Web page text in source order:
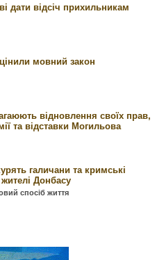
дати відсіч прихильникам
мовний закон
відновлення своїх прав,
та відставки Могильова
галичани та кримські
Донбасу
спосіб життя